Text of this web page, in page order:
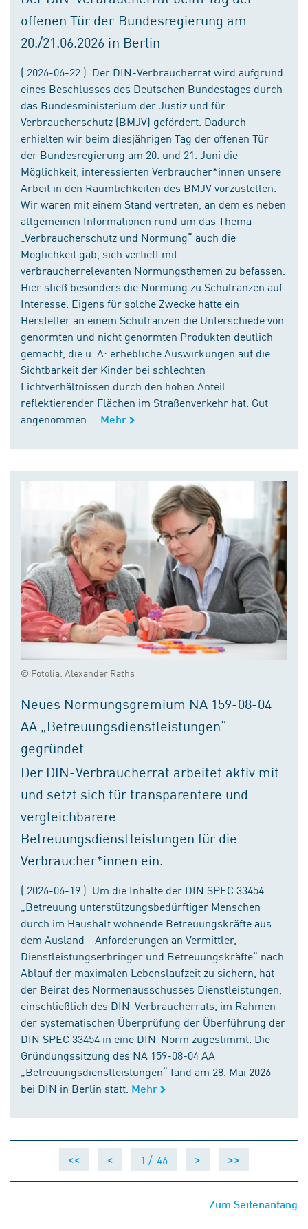
offenen Tür der Bundesregierung am
20./21.06.2026 in Berlin
( 2026-06-22 ) Der DIN-Verbraucherrat wird aufgrund
eines Beschlusses des Deutschen Bundestages durch
das Bundesministerium der Justiz und für
Verbraucherschutz (BMJV) gefördert. Dadurch
erhielten wir beim diesjährigen Tag der offenen Tür
der Bundesregierung am 20. und 21. Juni die
Möglichkeit, interessierten Verbraucher*innen unsere
Arbeit in den Räumlichkeiten des BMJV vorzustellen.
Wir waren mit einem Stand vertreten, an dem es neben
allgemeinen Informationen rund um das Thema
„Verbraucherschutz und Normung“ auch die
Möglichkeit gab, sich vertieft mit
verbraucherrelevanten Normungsthemen zu befassen.
Hier stieß besonders die Normung zu Schulranzen auf
Interesse. Eigens für solche Zwecke hatte ein
Hersteller an einem Schulranzen die Unterschiede von
genormten und nicht genormten Produkten deutlich
gemacht, die u. A: erhebliche Auswirkungen auf die
Sichtbarkeit der Kinder bei schlechten
Lichtverhältnissen durch den hohen Anteil
reflektierender Flächen im Straßenverkehr hat. Gut
angenommen ...
Mehr
© Fotolia: Alexander Raths
Neues Normungsgremium NA 159-08-04
AA „Betreuungsdienstleistungen“
gegründet
Der DIN-Verbraucherrat arbeitet aktiv mit
und setzt sich für transparentere und
vergleichbarere
Betreuungsdienstleistungen für die
Verbraucher*innen ein.
( 2026-06-19 ) Um die Inhalte der DIN SPEC 33454
„Betreuung unterstützungsbedürftiger Menschen
durch im Haushalt wohnende Betreuungskräfte aus
dem Ausland - Anforderungen an Vermittler,
Dienstleistungserbringer und Betreuungskräfte“ nach
Ablauf der maximalen Lebenslaufzeit zu sichern, hat
der Beirat des Normenausschusses Dienstleistungen,
einschließlich des DIN-Verbraucherrats, im Rahmen
der systematischen Überprüfung der Überführung der
DIN SPEC 33454 in eine DIN-Norm zugestimmt. Die
Gründungssitzung des NA 159-08-04 AA
„Betreuungsdienstleistungen“ fand am 28. Mai 2026
bei DIN in Berlin statt. Mehr
<< < 1 / 46 > >>
Zum Seitenanfang